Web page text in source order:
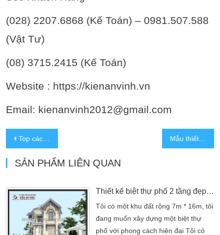
(028) 2207.6868 (Kế Toán) – 0981.507.588
(Vật Tư)
(08) 3715.2415 (Kế Toán)
Website : https://kienanvinh.vn
Email: kienanvinh2012@gmail.com
Top các mẫu biệt thự 2 tầng đẹp thiết kế hiện đại, tân cổ điển …
SẢN PHẨM LIÊN QUAN
Thiết kế biệt thự phố 2 tầng đẹp tại Đồng Nai
Tôi có một khu đất rộng 7m * 16m, tôi
đang muốn xây dựng một biệt thự
phố với phong cách hiện đại Tôi có